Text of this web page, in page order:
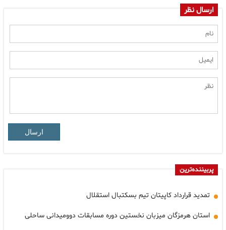
ارسال نظر
ارسال
پربیننده‌ترین
تمدید قرارداد کاپیتان تیم بسکتبال استقلال
استان هرمزگان میزبان نخستین دوره مسابقات دوومیدانی ساحلی